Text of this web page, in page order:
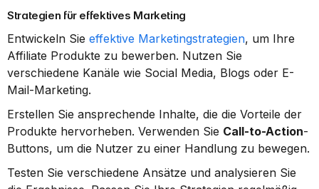
Strategien für effektives Marketing
Entwickeln Sie effektive Marketingstrategien, um Ihre
Affiliate Produkte zu bewerben. Nutzen Sie
verschiedene Kanäle wie Social Media, Blogs oder E-
Mail-Marketing.
Erstellen Sie ansprechende Inhalte, die die Vorteile der
Produkte hervorheben. Verwenden Sie Call-to-Action-
Buttons, um die Nutzer zu einer Handlung zu bewegen.
Testen Sie verschiedene Ansätze und analysieren Sie